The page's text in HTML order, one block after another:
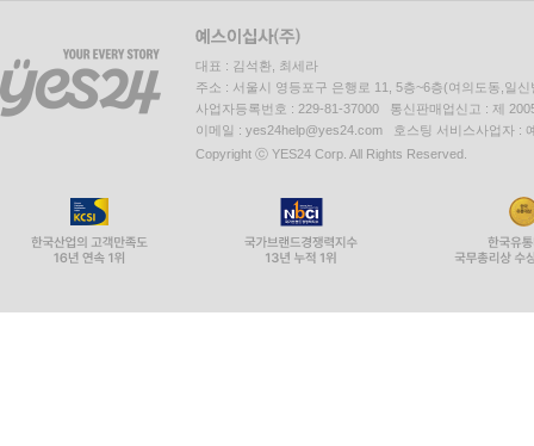
대표 : 김석환, 최세라
주소 : 서울시 영등포구 은행로 11, 5층~6층(여의도동,일신
사업자등록번호 : 229-81-37000 통신판매업신고 : 제
이메일 : yes24help@yes24.com 호스팅 서비스사업자 :
Copyright ⓒ YES24 Corp. All Rights Reserved.